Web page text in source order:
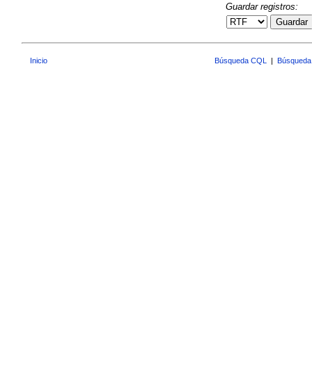
Guardar registros:
Guardar
Inicio Búsqueda CQL